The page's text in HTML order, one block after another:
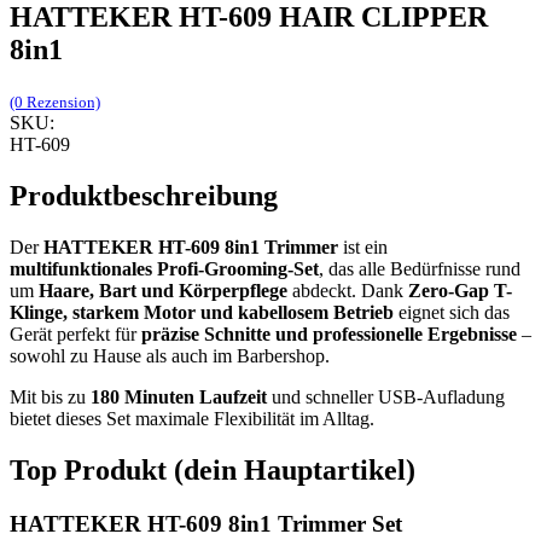
HATTEKER HT-609 HAIR CLIPPER
8in1
(0 Rezension)
SKU:
HT-609
Produktbeschreibung
DerHATTEKER HT-609 8in1 Trimmer ist ein
multifunktionales Profi-Grooming-Set, das alle Bedürfnisse rund
um Haare, Bart und Körperpflege abdeckt. Dank Zero-Gap T-
Klinge, starkem Motor und kabellosem Betrieb eignet sich das
Gerät perfekt fürpräzise Schnitte und professionelle Ergebnisse –
sowohl zu Hause als auch im Barbershop.
Mit bis zu 180 Minuten Laufzeit und schneller USB-Aufladung
bietet dieses Set maximale Flexibilität im Alltag.
Top Produkt (dein Hauptartikel)
HATTEKER HT-609 8in1 Trimmer Set